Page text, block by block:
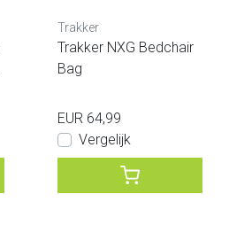
Trakker
Trakker NXG Bedchair
Bag
EUR 64,99
Vergelijk